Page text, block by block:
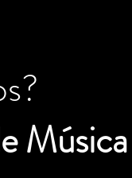
Música